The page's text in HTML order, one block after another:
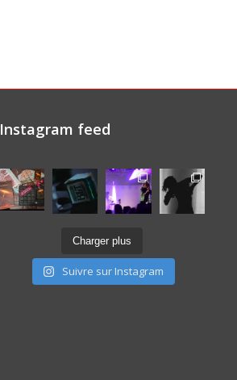
Instagram feed
Charger plus
Suivre sur Instagram